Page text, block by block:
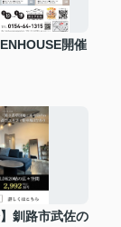
開催
釧路市武佐の